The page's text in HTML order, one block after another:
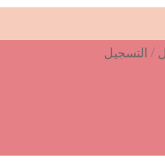
/ التسجيل